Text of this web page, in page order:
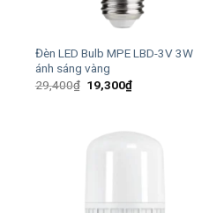
Đèn LED Bulb MPE LBD-3V 3W
ánh sáng vàng
29,400₫ Giá
gốc
19,300₫Giá
hiện
19,300₫.